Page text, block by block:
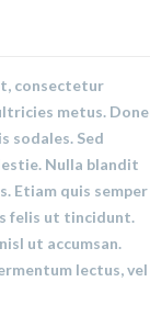
consectetur
metus.
sodales. Sed
Nulla blandit
Etiam quis semper
felis ut tincidunt.
ut accumsan.
lectus, vel